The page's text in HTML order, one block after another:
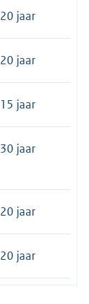
20 jaar
20 jaar
15 jaar
30 jaar
20 jaar
20 jaar